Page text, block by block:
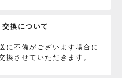
交換について
に不備がございます場合に
換させていただきます。